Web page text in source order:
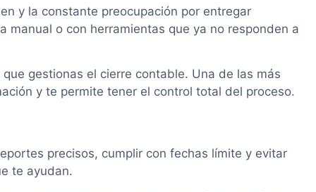
y la constante preocupación por entregar
o con herramientas que ya no responden a
gestionas el cierre contable. Una de las más
y te permite tener el control total del proceso.
precisos, cumplir con fechas límite y evitar
te ayudan.